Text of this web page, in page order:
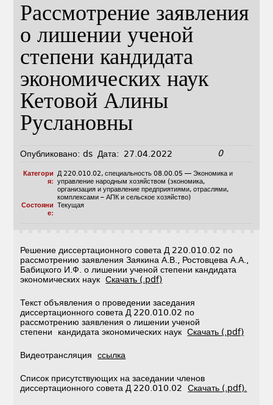
Рассмотрение заявления
о лишении ученой
степени кандидата
экономических наук
Кетовой Алины
Руслановны
Опубликовано: ds Дата: 27.04.2022 0
Категори
я:
Д 220.010.02, специальность 08.00.05 — Экономика и
управление народным хозяйством (экономика,
организация и управление предприятиями, отраслями,
комплексами – АПК и сельское хозяйство)
Состояни
е:
Текущая
Решение диссертационного совета Д 220.010.02 по
рассмотрению заявления Заякина А.В., Ростовцева А.А.,
Бабицкого И.Ф. о лишении ученой степени кандидата
экономических наукСкачать (.pdf)
Текст объявления о проведении заседания
диссертационного совета Д 220.010.02 по
рассмотрению заявления о лишении ученой
степени кандидата экономических наукСкачать (.pdf)
Видеотрансляцияссылка
Список присутствующих на заседании членов
диссертационного совета Д 220.010.02Скачать (.pdf).